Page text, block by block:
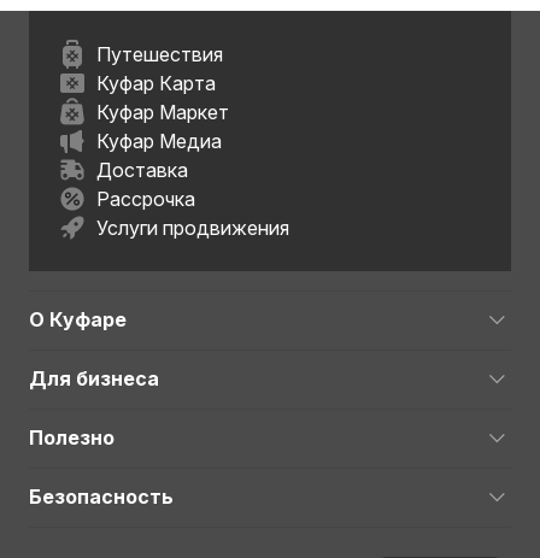
Путешествия
Куфар Карта
Куфар Маркет
Куфар Медиа
Доставка
Рассрочка
Услуги продвижения
О Куфаре
Для бизнеса
Полезно
Безопасность